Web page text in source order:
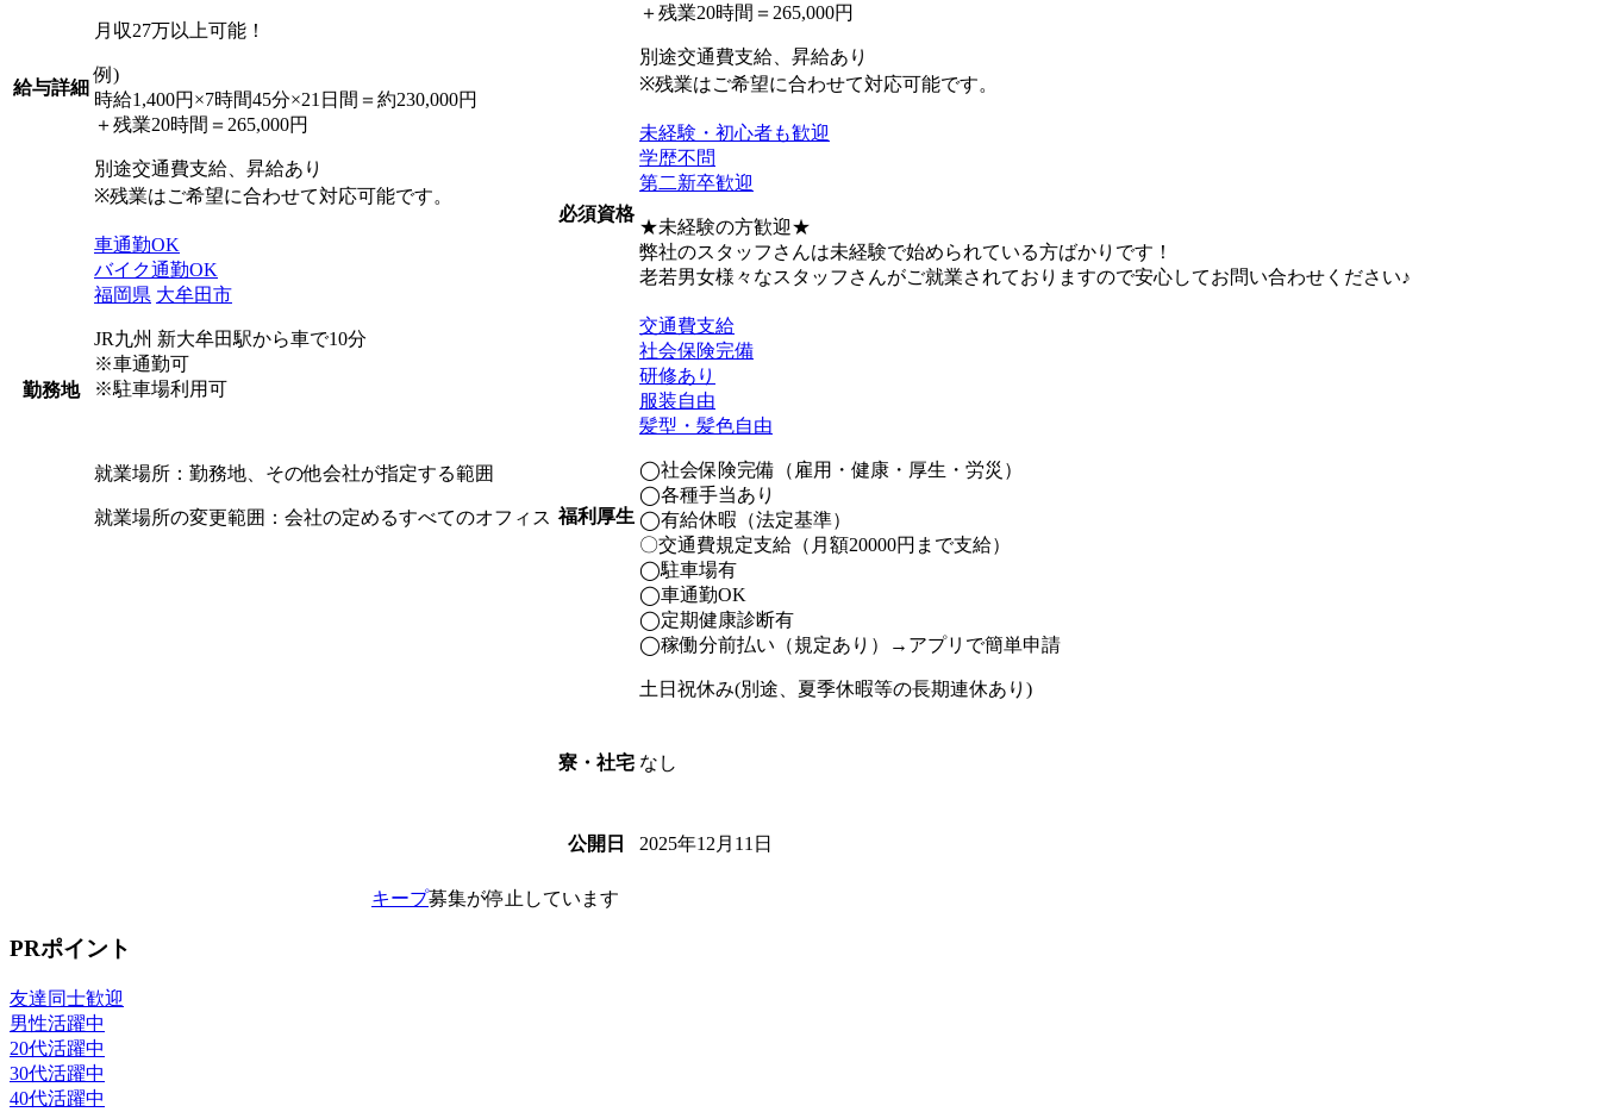
給与詳細
月収27万以上可能！
例)
時給1,400円×7時間45分×21日間＝約230,000円
＋残業20時間＝265,000円
別途交通費支給、昇給あり
※残業はご希望に合わせて対応可能です。
勤務地
車通勤OK
バイク通勤OK
福岡県 大牟田市
JR九州 新大牟田駅から車で10分
※車通勤可
※駐車場利用可
就業場所：勤務地、その他会社が指定する範囲
就業場所の変更範囲：会社の定めるすべてのオフィス
＋残業20時間＝265,000円
別途交通費支給、昇給あり
※残業はご希望に合わせて対応可能です。
必須資格
未経験・初心者も歓迎
学歴不問
第二新卒歓迎
★未経験の方歓迎★
弊社のスタッフさんは未経験で始められている方ばかりです！
老若男女様々なスタッフさんがご就業されておりますので安心してお問い合わせください♪
福利厚生
交通費支給
社会保険完備
研修あり
服装自由
髪型・髪色自由
◯社会保険完備（雇用・健康・厚生・労災）
◯各種手当あり
◯有給休暇（法定基準）
〇交通費規定支給（月額20000円まで支給）
◯駐車場有
◯車通勤OK
◯定期健康診断有
◯稼働分前払い（規定あり）→アプリで簡単申請
土日祝休み(別途、夏季休暇等の長期連休あり)
寮・社宅 なし
公開日 2025年12月11日
キープ募集が停止しています
PRポイント
友達同士歓迎
男性活躍中
20代活躍中
30代活躍中
40代活躍中